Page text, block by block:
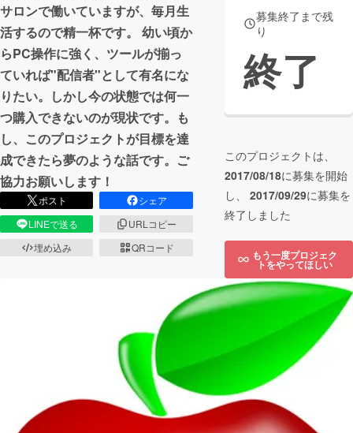
CAMPFIRE for Social Good
CAMPFIRE Creation
CAMPFIREふるさと納税machi-ya コミュニティ
サロンで働いていますが、毎月生
活するので精一杯です。 幼い頃か
らPC操作に強く、ツールが揃っ
ていれば"配信者"として有名にな
りたい。しかし今の状態では何一
つ購入できないのが現状です。も
し、このプロジェクトが目標を達
成できたら夢のような話です。ご
協力お願いします！
ポスト
シェア
LINEで送る
URLコピー
埋め込み
QRコード
募集終了まで残
り
終了
このプロジェクトは、
2017/08/18に募集を開始
し、 2017/09/29に募集を
終了しました
もう一度プロジェク
トをやってほしい